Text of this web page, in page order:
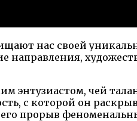
нас своей
направления,
энтузиастом, чей
с которой он
прорыв